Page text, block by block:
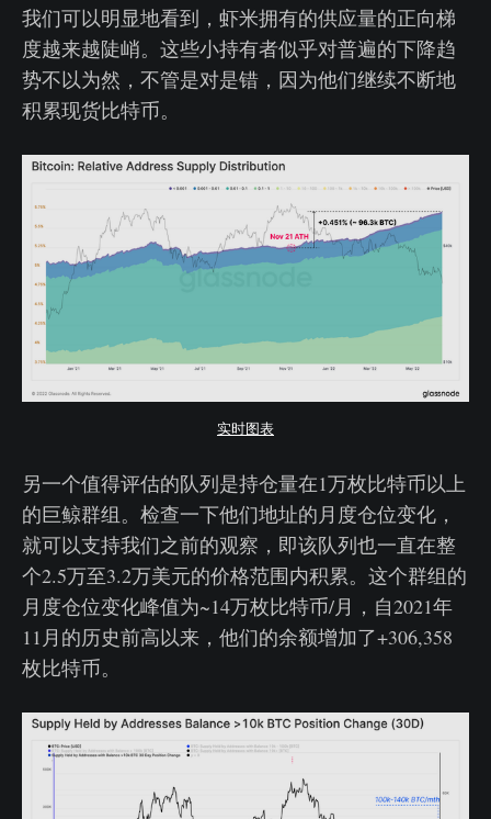
我们可以明显地看到，虾米拥有的供应量的正向梯
度越来越陡峭。这些小持有者似乎对普遍的下降趋
势不以为然，不管是对是错，因为他们继续不断地
积累现货比特币。
实时图表
另一个值得评估的队列是持仓量在1万枚比特币以上
的巨鲸群组。检查一下他们地址的月度仓位变化，
就可以支持我们之前的观察，即该队列也一直在整
个2.5万至3.2万美元的价格范围内积累。这个群组的
月度仓位变化峰值为~14万枚比特币/月，自2021年
11月的历史前高以来，他们的余额增加了+306,358
枚比特币。